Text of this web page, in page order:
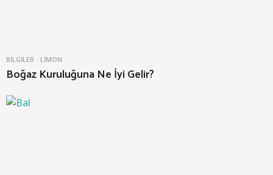
BILGILER LIMON
Boğaz Kuruluğuna Ne İyi Gelir?